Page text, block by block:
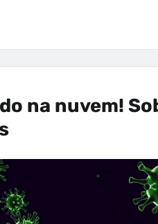
na nuvem!